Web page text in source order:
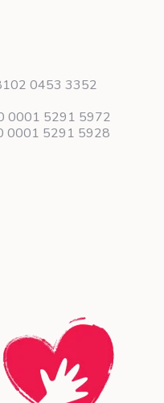
0453 3352
0001 5291 5972
0001 5291 5928